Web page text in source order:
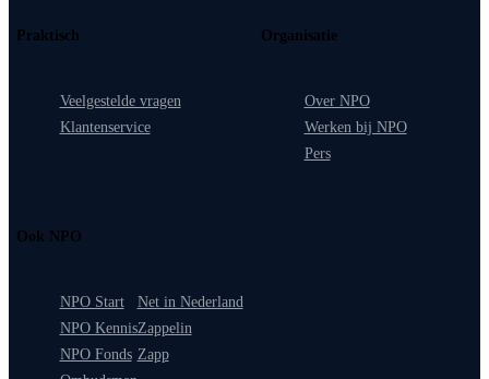
Praktisch
Veelgestelde vragen
Klantenservice
Organisatie
Over NPO
Werken bij NPO
Pers
Ook NPO
NPO Start
NPO Kennis
NPO Fonds
Net in Nederland
Zappelin
Zapp